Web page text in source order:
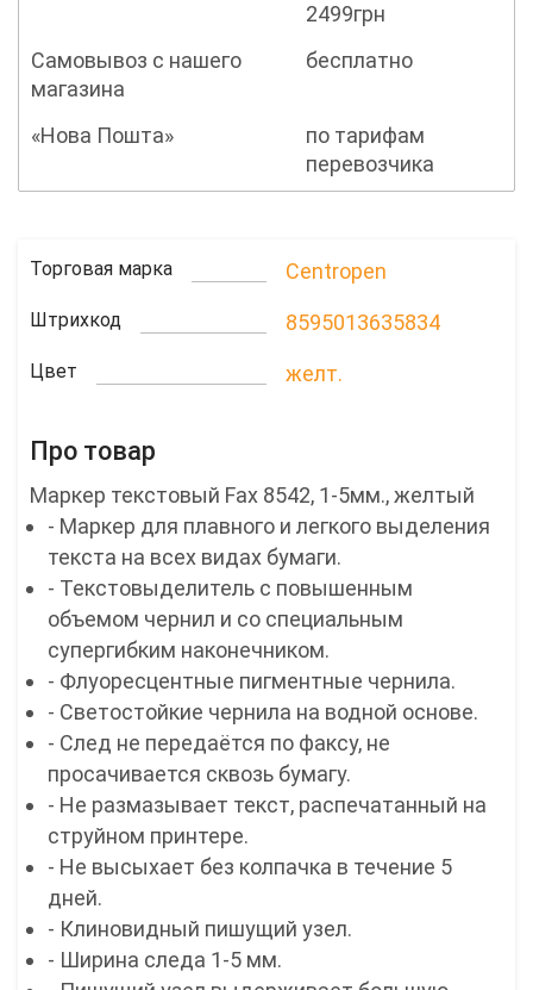
2499грн
Самовывоз с нашего
магазина
бесплатно
«Нова Пошта»
по тарифам
перевозчика
Торговая марка Centropen
Штрихкод 8595013635834
Цвет желт.
Про товар
Маркер текстовый Fax 8542, 1-5мм., желтый
- Маркер для плавного и легкого выделения
текста на всех видах бумаги.
- Текстовыделитель с повышенным
объемом чернил и со специальным
супергибким наконечником.
- Флуоресцентные пигментные чернила.
- Светостойкие чернила на водной основе.
- След не передаётся по факсу, не
просачивается сквозь бумагу.
- Не размазывает текст, распечатанный на
струйном принтере.
- Не высыхает без колпачка в течение 5
дней.
- Клиновидный пишущий узел.
- Ширина следа 1-5 мм.